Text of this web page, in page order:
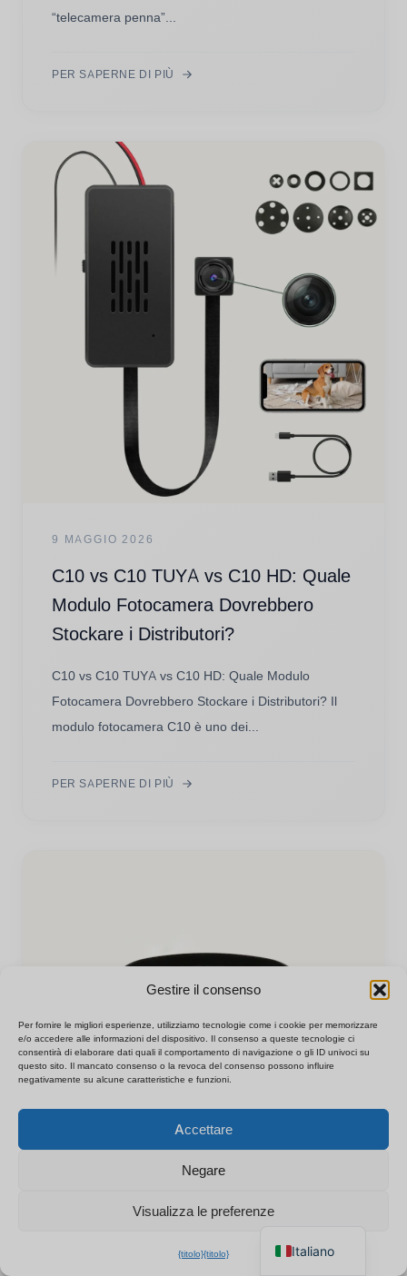
Gestire il consenso
Per fornire le migliori esperienze, utilizziamo tecnologie come i cookie per memorizzare
e/o accedere alle informazioni del dispositivo. Il consenso a queste tecnologie ci
consentirà di elaborare dati quali il comportamento di navigazione o gli ID univoci su
questo sito. Il mancato consenso o la revoca del consenso possono influire
negativamente su alcune caratteristiche e funzioni.
Accettare
Negare
Visualizza le preferenze
{titolo}{titolo}
“telecamera penna”...
PER SAPERNE DI PIÙ
9 MAGGIO 2026
C10 vs C10 TUYA vs C10 HD: Quale
Modulo Fotocamera Dovrebbero
Stockare i Distributori?
C10 vs C10 TUYA vs C10 HD: Quale Modulo
Fotocamera Dovrebbero Stockare i Distributori? Il
modulo fotocamera C10 è uno dei...
PER SAPERNE DI PIÙ
×
Ottieni il listino prezzi B2B
Chatta per un preventivo
Italiano